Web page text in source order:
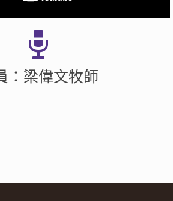
：梁偉文牧師